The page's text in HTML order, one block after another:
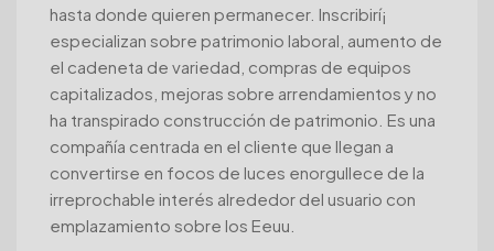
hasta donde quieren permanecer. Inscribirí¡
especializan sobre patrimonio laboral, aumento de
el cadeneta de variedad, compras de equipos
capitalizados, mejoras sobre arrendamientos y no
ha transpirado construcción de patrimonio. Es una
compañía centrada en el cliente que llegan a
convertirse en focos de luces enorgullece de la
irreprochable interés alrededor del usuario con
emplazamiento sobre los Eeuu.